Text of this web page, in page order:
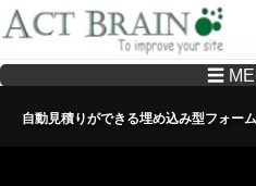
Drupalサイトの制作・保守をどこに頼んで
☰
自動見積りができる埋め込み型フォー